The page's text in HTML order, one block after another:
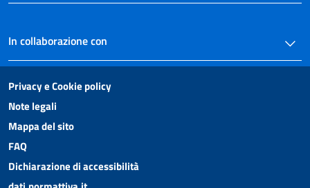
In collaborazione con
Privacy e Cookie policy
Note legali
Mappa del sito
FAQ
Dichiarazione di accessibilità